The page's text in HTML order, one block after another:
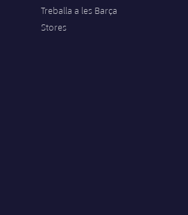
Treballa a les Barça
Stores